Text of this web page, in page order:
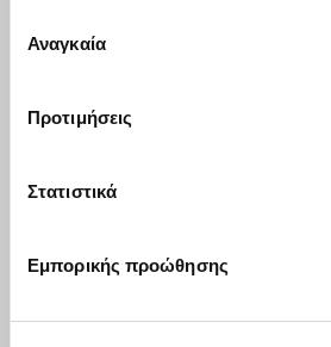
συγκατάθεσης
Αναγκαία
Προτιμήσεις
Στατιστικά
Εμπορικής προώθησης